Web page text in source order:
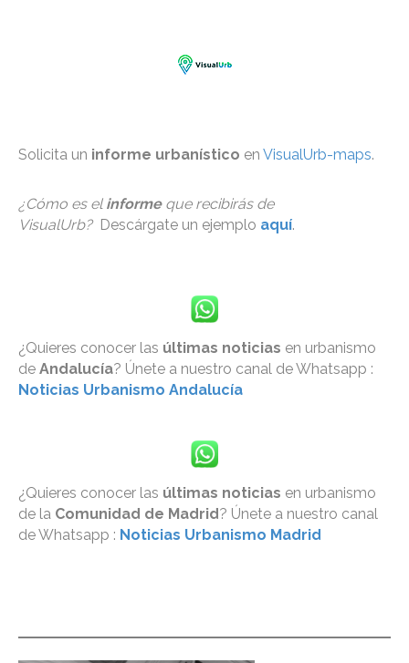
Solicita un informe urbanístico en VisualUrb-maps.
¿Cómo es el informe que recibirás de
VisualUrb?Descárgate un ejemplo aquí.
¿Quieres conocer las últimas noticias en urbanismo
de Andalucía? Únete a nuestro canal de Whatsapp :
Noticias Urbanismo Andalucía
¿Quieres conocer las últimas noticias en urbanismo
de la Comunidad de Madrid? Únete a nuestro canal
de Whatsapp : Noticias Urbanismo Madrid